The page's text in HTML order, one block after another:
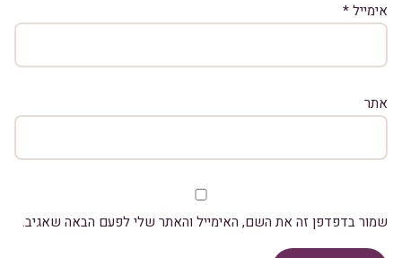
אימייל*
אתר
שמור בדפדפן זה את השם, האימייל והאתר שלי לפעם הבאה שאגיב.